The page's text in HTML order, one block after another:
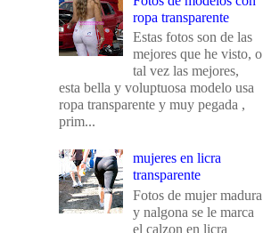
ropa transparente
Estas fotos son de las
mejores que he visto, o
tal vez las mejores,
esta bella y voluptuosa modelo usa
ropa transparente y muy pegada ,
prim...
mujeres en licra
transparente
Fotos de mujer madura
y nalgona se le marca
el calzon en licra